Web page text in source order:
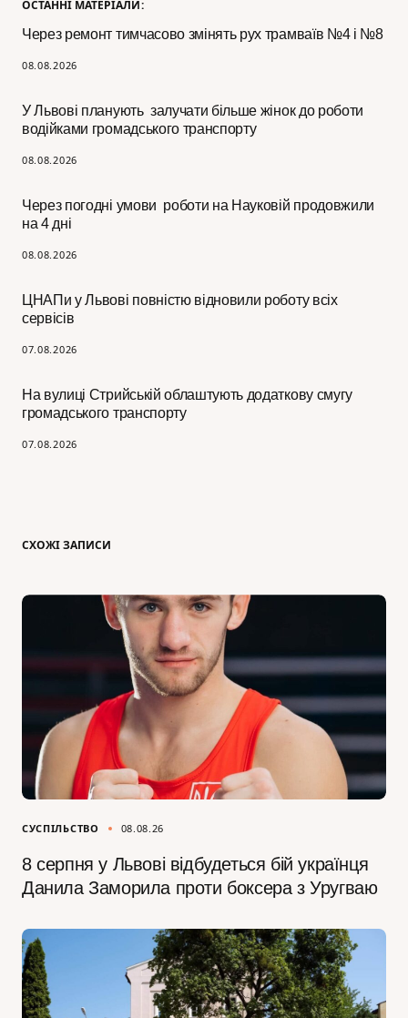
ОСТАННІ МАТЕРІАЛИ:
Через ремонт тимчасово змінять рух трамваїв №4 і №8
08.08.2026
У Львові планують залучати більше жінок до роботи
водійками громадського транспорту
08.08.2026
Через погодні умови роботи на Науковій продовжили
на 4 дні
08.08.2026
ЦНАПи у Львові повністю відновили роботу всіх
сервісів
07.08.2026
На вулиці Стрийській облаштують додаткову смугу
громадського транспорту
07.08.2026
СХОЖІ ЗАПИСИ
СУСПІЛЬСТВО 08.08.26
8 серпня у Львові відбудеться бій українця
Данила Заморила проти боксера з Уругваю